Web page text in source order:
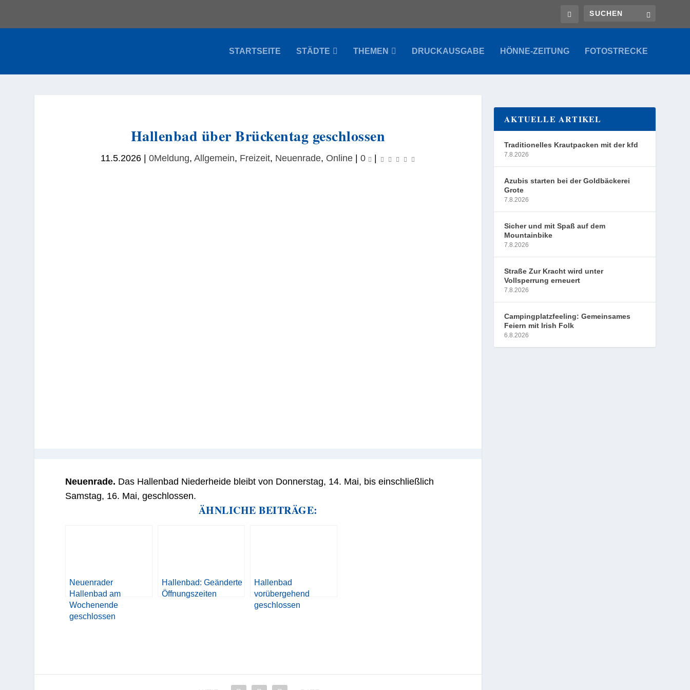
STARTSEITE STÄDTE THEMEN DRUCKAUSGABE HÖNNE-ZEITUNG FOTOSTRECKE
Hallenbad über Brückentag geschlossen
11.5.2026 |0Meldung,Allgemein, Freizeit, Neuenrade, Online |0
Neuenrade. Das Hallenbad Niederheide bleibt von Donnerstag, 14. Mai, bis einschließlich
Samstag, 16. Mai, geschlossen.
ÄHNLICHE BEITRÄGE:
Neuenrader
Hallenbad am
Wochenende
geschlossen
Hallenbad: Geänderte
Öffnungszeiten
Hallenbad
vorübergehend
geschlossen
AKTUELLE ARTIKEL
Traditionelles Krautpacken mit der kfd
7.8.2026
Azubis starten bei der Goldbäckerei
Grote
7.8.2026
Sicher und mit Spaß auf dem
Mountainbike
7.8.2026
Straße Zur Kracht wird unter
Vollsperrung erneuert
7.8.2026
Campingplatzfeeling: Gemeinsames
Feiern mit Irish Folk
6.8.2026